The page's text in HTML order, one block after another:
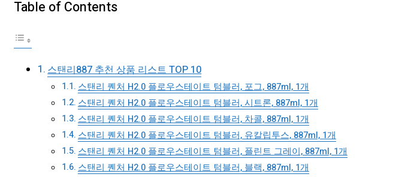
Table of Contents
스탠리887 추천 상품 리스트 TOP 10
스탠리 퀜처 H2.0 플로우스테이트 텀블러, 포그, 887ml, 1개
스탠리 퀜처 H2.0 플로우스테이트 텀블러, 시트론, 887ml, 1개
스탠리 퀜처 H2.0 플로우스테이트 텀블러, 차콜, 887ml, 1개
스탠리 퀜처 H2.0 플로우스테이트 텀블러, 유칼립투스, 887ml, 1개
스탠리 퀜처 H2.0 플로우스테이트 텀블러, 플린트 그레이, 887ml, 1개
스탠리 퀜처 H2.0 플로우스테이트 텀블러, 블랙, 887ml, 1개